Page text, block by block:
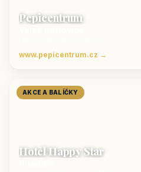
Pepicentrum
www.pepicentrum.cz →
AKCE A BALÍČKY
Hotel Happy Star